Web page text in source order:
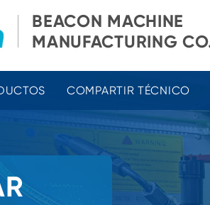
BEACON MACHINE
MANUFACTURING
COMPARTIR TÉCNICO